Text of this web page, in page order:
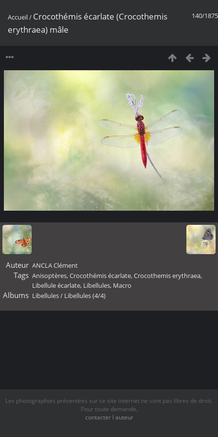
140/1875
Accueil/ Crocothémis écarlate (Crocothemis
erythraea) mâle
Auteur ANCLA Clément
Tags Anisoptères,Crocothémis écarlate,Crocothemis erythraea,
Libellule écarlate, Libellules, Macro
Albums Libellules/ Libellules (4/4)
Les photographies présentées sur ce site internet ne sont pas libres de droit.
Pour toute demande,
contacter l auteur
.